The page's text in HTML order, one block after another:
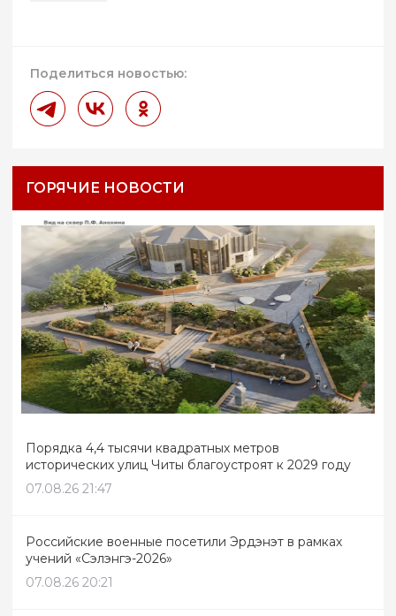
Поделиться новостью:
ГОРЯЧИЕ НОВОСТИ
Порядка 4,4 тысячи квадратных метров
исторических улиц Читы благоустроят к 2029 году
07.08.26 21:47
Российские военные посетили Эрдэнэт в рамках
учений «Сэлэнгэ-2026»
07.08.26 20:21